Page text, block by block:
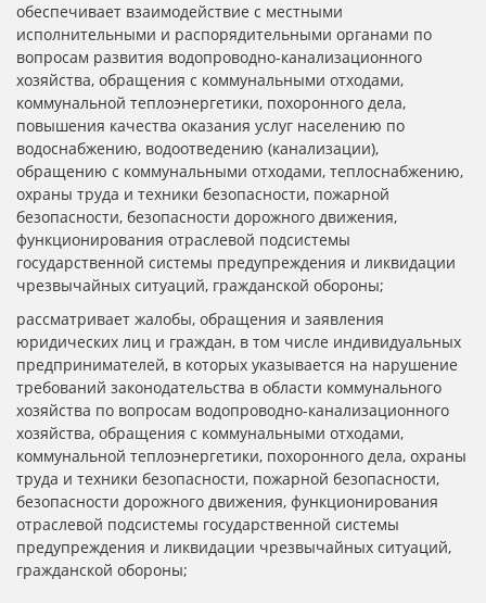
обеспечивает взаимодействие с местными
исполнительными и распорядительными органами по
вопросам развития водопроводно-канализационного
хозяйства, обращения с коммунальными отходами,
коммунальной теплоэнергетики, похоронного дела,
повышения качества оказания услуг населению по
водоснабжению, водоотведению (канализации),
обращению с коммунальными отходами, теплоснабжению,
охраны труда и техники безопасности, пожарной
безопасности, безопасности дорожного движения,
функционирования отраслевой подсистемы
государственной системы предупреждения и ликвидации
чрезвычайных ситуаций, гражданской обороны;
рассматривает жалобы, обращения и заявления
юридических лиц и граждан, в том числе индивидуальных
предпринимателей, в которых указывается на нарушение
требований законодательства в области коммунального
хозяйства по вопросам водопроводно-канализационного
хозяйства, обращения с коммунальными отходами,
коммунальной теплоэнергетики, похоронного дела, охраны
труда и техники безопасности, пожарной безопасности,
безопасности дорожного движения, функционирования
отраслевой подсистемы государственной системы
предупреждения и ликвидации чрезвычайных ситуаций,
гражданской обороны;